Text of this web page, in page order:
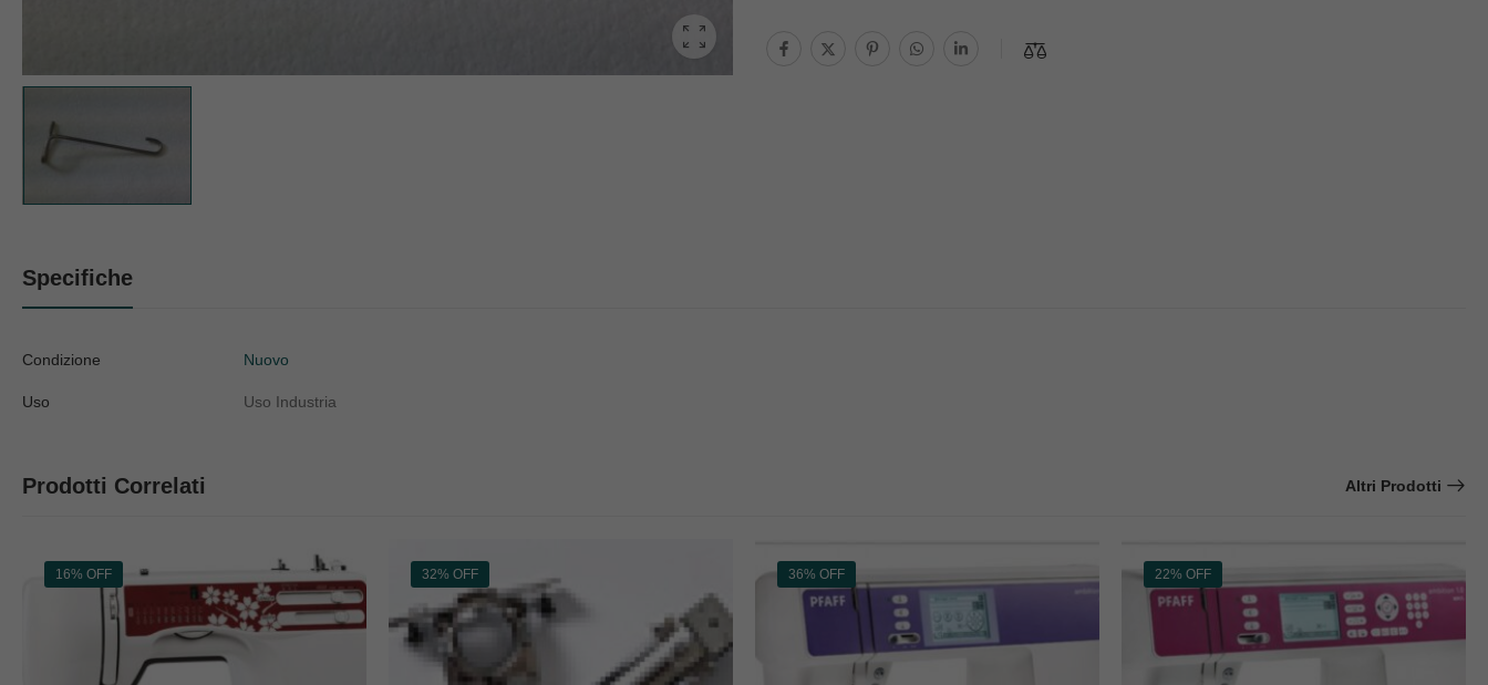
Specifiche
Condizione Nuovo
Uso Uso Industria
Prodotti Correlati Altri Prodotti
16% OFF 32% OFF 36% OFF 22% OFF